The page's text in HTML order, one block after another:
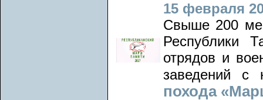
15 февраля
Свыше 200
Республики
отрядов и
заведений с
похода